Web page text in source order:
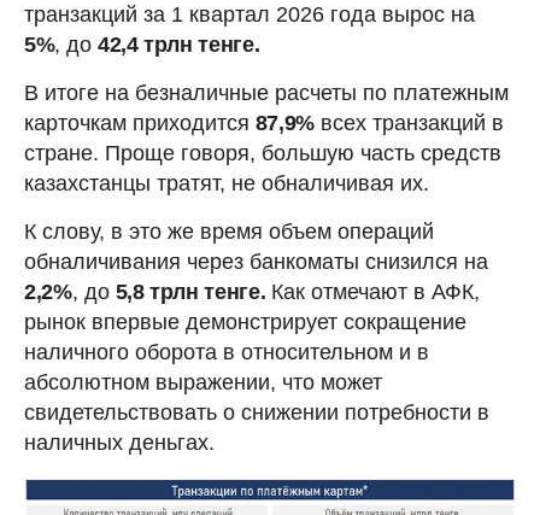
транзакций за 1 квартал 2026 года вырос на
5%, до 42,4 трлн тенге.
В итоге на безналичные расчеты по платежным
карточкам приходится 87,9%всех транзакций в
стране. Проще говоря, большую часть средств
казахстанцы тратят, не обналичивая их.
К слову, в это же время объем операций
обналичивания через банкоматы снизился на
2,2%, до 5,8 трлн тенге. Как отмечают в АФК,
рынок впервые демонстрирует сокращение
наличного оборота в относительном и в
абсолютном выражении, что может
свидетельствовать о снижении потребности в
наличных деньгах.